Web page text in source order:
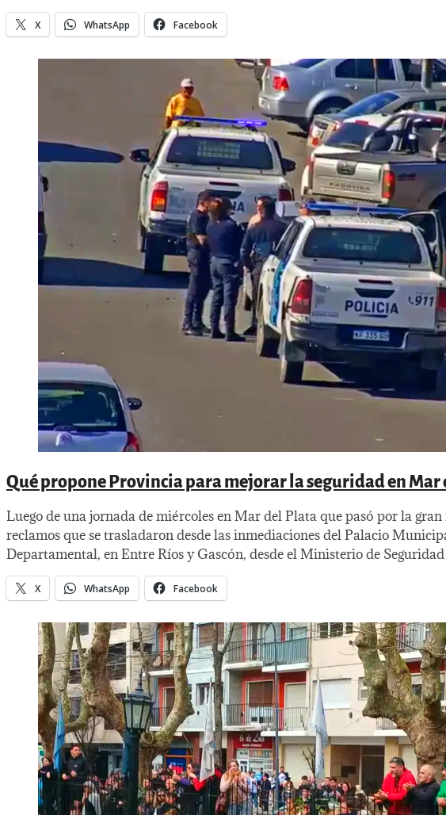
X WhatsApp Facebook
Qué propone Provincia para mejorar la seguridad en Mar
Luego de una jornada de miércoles en Mar del Plata que pasó por la
reclamos que se trasladaron desde las inmediaciones del Palacio
Departamental, en Entre Ríos y Gascón, desde el Ministerio de
X WhatsApp Facebook